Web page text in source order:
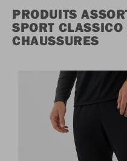
PRODUITS
SPORT
CHAUSSURES